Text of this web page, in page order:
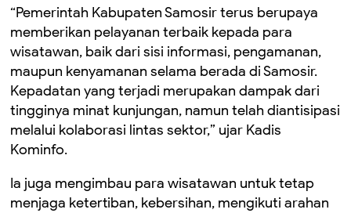
“Pemerintah Kabupaten Samosir terus berupaya
memberikan pelayanan terbaik kepada para
wisatawan, baik dari sisi informasi, pengamanan,
maupun kenyamanan selama berada di Samosir.
Kepadatan yang terjadi merupakan dampak dari
tingginya minat kunjungan, namun telah diantisipasi
melalui kolaborasi lintas sektor,” ujar Kadis
Kominfo.
Ia juga mengimbau para wisatawan untuk tetap
menjaga ketertiban, kebersihan, mengikuti arahan